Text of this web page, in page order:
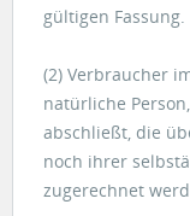
gültigen Fassung.
(2) Verbraucher
natürliche
abschließt, die
noch ihrer
zugerechnet